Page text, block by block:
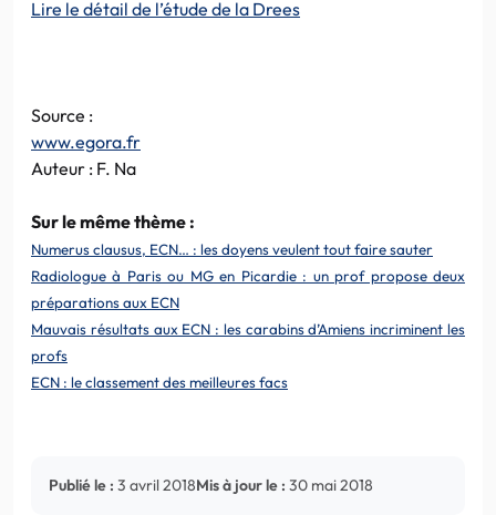
Lire le détail de l’étude de la Drees
Source :
www.egora.fr
Auteur : F. Na
Sur le même thème :
Numerus clausus, ECN… : les doyens veulent tout faire sauter
Radiologue à Paris ou MG en Picardie : un prof propose deux
préparations aux ECN
Mauvais résultats aux ECN : les carabins d’Amiens incriminent les
profs
ECN : le classement des meilleures facs
Publié le : 3 avril 2018Mis à jour le : 30 mai 2018